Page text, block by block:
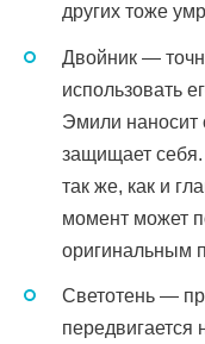
других тоже
Двойник —
использовать
Эмили наносит
защищает себя.
так же, как и
момент может
оригинальным
Светотень —
передвигается